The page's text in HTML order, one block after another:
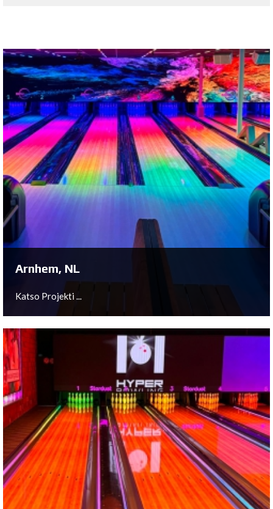
Arnhem, NL
Katso Projekti ...
Arnhem, NL
Katso Projekti ...